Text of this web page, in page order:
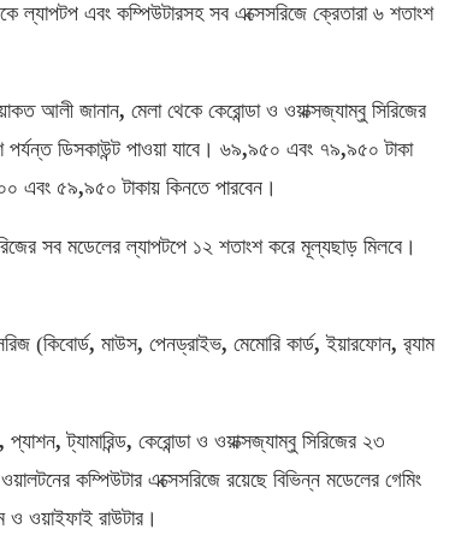
এবং কম্পিউটারসহ সব এক্সেসরিজে ক্রেতারা ৬ শতাংশ
আলী জানান, মেলা থেকে কেরোন্ডা ও ওয়াক্সজ্যাম্বু সিরিজের
পর্যন্ত ডিসকাউন্ট পাওয়া যাবে। ৬৯,৯৫০ এবং ৭৯,৯৫০ টাকা
এবং ৫৯,৯৫০ টাকায় কিনতে পারবেন।
সব মডেলের ল্যাপটপে ১২ শতাংশ করে মূল্যছাড় মিলবে।
(কিবোর্ড, মাউস, পেনড্রাইভ, মেমোরি কার্ড, ইয়ারফোন, র‌্যাম
, প্যাশন,ট্যামারিন্ড, কেরোন্ডা ও ওয়াক্সজ্যাম্বু সিরিজের ২৩
ওয়ালটনের কম্পিউটার এক্সেসরিজে রয়েছে বিভিন্ন মডেলের গেমিং
ও ওয়াইফাই রাউটার।